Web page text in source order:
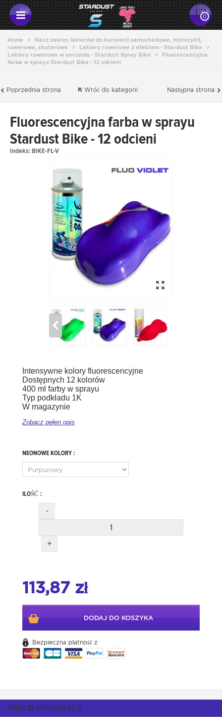
0
Home >
Nasz zakres lakierów do karoserii samochedowe, motocykli,
rowerowe, skuterowe
> Lakiery rowerowe z efektem - Stardust Bike
>
Lakiery rowerowe w aerozolu - Stardust Spray Bike
>
Fluorescencyjna
farba w sprayu Stardust Bike - 12 odcieni
Poprzednia strona Następna strona
Wróć do kategorii
Fluorescencyjna farba w sprayu
Stardust Bike - 12 odcieni
Indeks:BIKE-FL-V
Intensywne kolory fluorescencyjne
Dostępnych 12 kolorów
400 ml farby w sprayu
Typ podkładu 1K
W magazynie
Zobacz pełen opis
NEONOWE KOLORY :
ILOŚĆ :
-
+
113,87 zł
DODAJ DO KOSZYKA
Bezpieczna płatność z
WIĘCEJ INFORMACJI